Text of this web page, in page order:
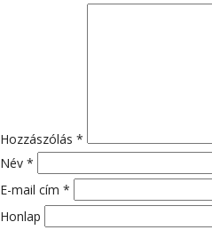
Hozzászólás *
Név *
E-mail cím *
Honlap